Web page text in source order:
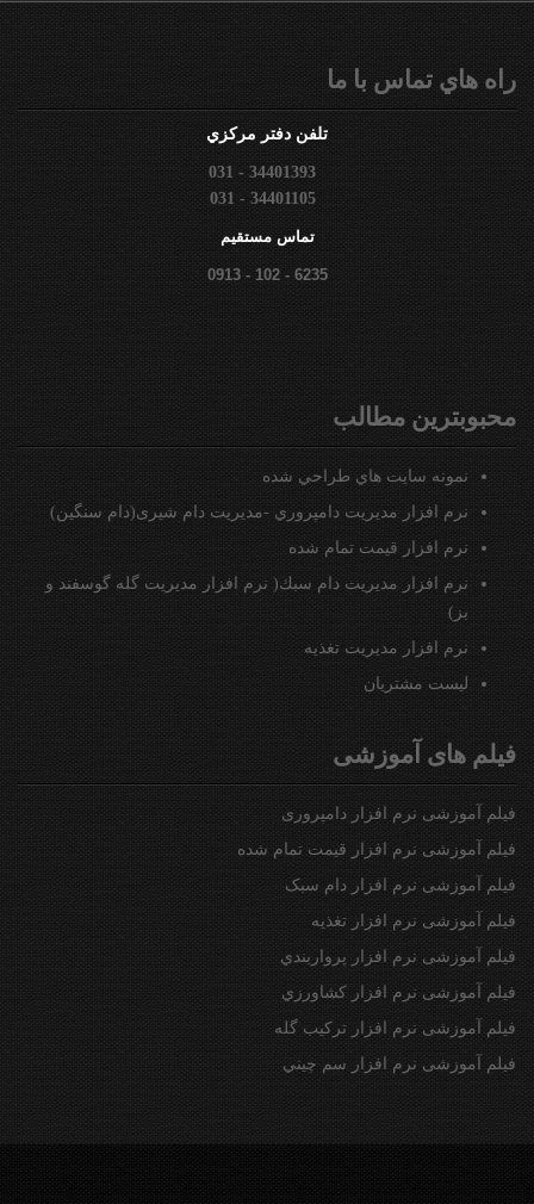
راه هاي تماس با ما
تلفن دفتر مركزي
031 - 34401393
031 - 34401105
تماس مستقيم
0913 - 102 - 6235
محبوبترين مطالب
نمونه سايت هاي طراحي شده
نرم افزار مديريت دامپروري -مدیریت دام شیری(دام سنگین)
نرم افزار قيمت تمام شده
نرم افزار مدیریت دام سبك( نرم افزار مدیریت گله گوسفند و
بز)
نرم افزار مديريت تغذيه
ليست مشتريان
فیلم های آموزشی
فیلم آموزشی نرم افزار دامپروری
فیلم آموزشی نرم افزار قیمت تمام شده
فیلم آموزشی نرم افزار دام سبک
فیلم آموزشی نرم افزار تغذیه
فیلم آموزشی نرم افزار پرواربندي
فیلم آموزشی نرم افزار كشاورزي
فیلم آموزشی نرم افزار تركيب گله
فیلم آموزشی نرم افزار سم چيني